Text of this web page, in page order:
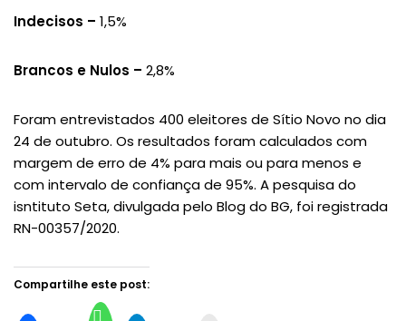
Indecisos – 1,5%
Brancos e Nulos – 2,8%
Foram entrevistados 400 eleitores de Sítio Novo no dia
24 de outubro. Os resultados foram calculados com
margem de erro de 4% para mais ou para menos e
com intervalo de confiança de 95%. A pesquisa do
isntituto Seta, divulgada pelo Blog do BG, foi registrada
RN-00357/2020.
Compartilhe este post: